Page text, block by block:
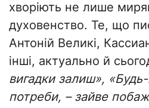
хворіють не лише
духовенство. Те, що
Антоній Великі,
інші, актуально й
вигадки залиш»,
потреби, – зайве